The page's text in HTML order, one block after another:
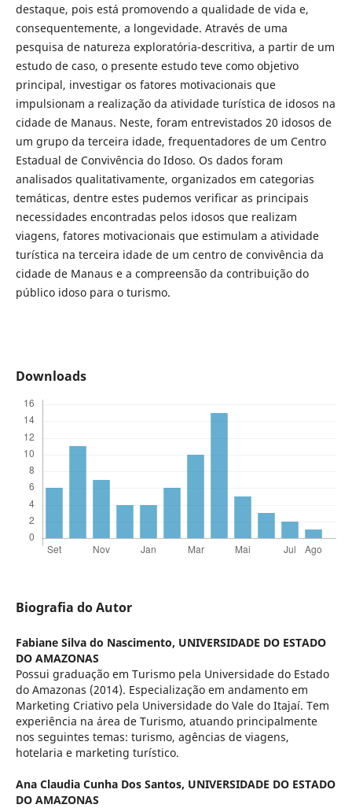
destaque, pois está promovendo a qualidade de vida e,
consequentemente, a longevidade. Através de uma
pesquisa de natureza exploratória-descritiva, a partir de um
estudo de caso, o presente estudo teve como objetivo
principal, investigar os fatores motivacionais que
impulsionam a realização da atividade turística de idosos na
cidade de Manaus. Neste, foram entrevistados 20 idosos de
um grupo da terceira idade, frequentadores de um Centro
Estadual de Convivência do Idoso. Os dados foram
analisados qualitativamente, organizados em categorias
temáticas, dentre estes pudemos verificar as principais
necessidades encontradas pelos idosos que realizam
viagens, fatores motivacionais que estimulam a atividade
turística na terceira idade de um centro de convivência da
cidade de Manaus e a compreensão da contribuição do
público idoso para o turismo.
Downloads
Biografia do Autor
Fabiane Silva do Nascimento, UNIVERSIDADE DO ESTADO
DO AMAZONAS
Possui graduação em Turismo pela Universidade do Estado
do Amazonas (2014). Especialização em andamento em
Marketing Criativo pela Universidade do Vale do Itajaí. Tem
experiência na área de Turismo, atuando principalmente
nos seguintes temas: turismo, agências de viagens,
hotelaria e marketing turístico.
Ana Claudia Cunha Dos Santos, UNIVERSIDADE DO ESTADO
DO AMAZONAS